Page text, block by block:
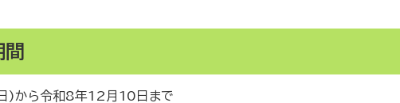
)から令和8年12月10日まで